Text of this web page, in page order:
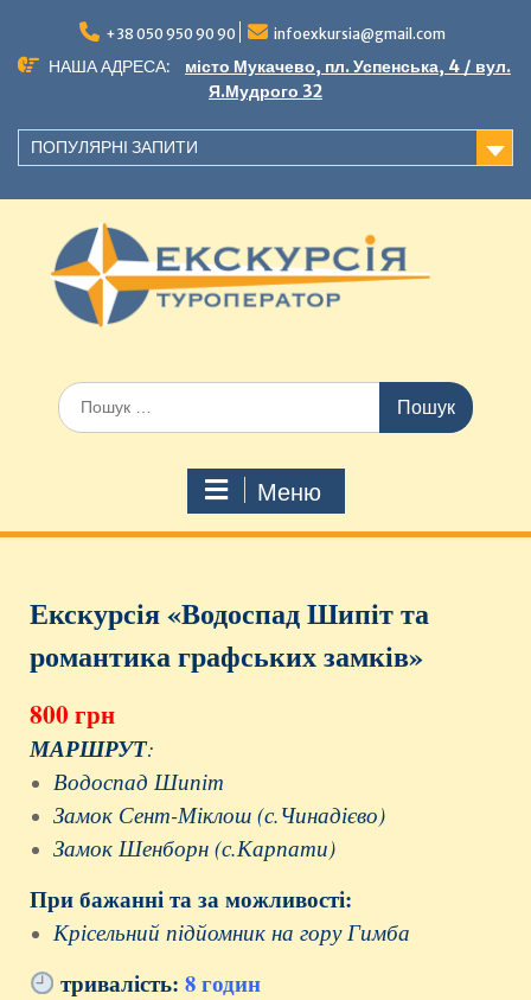
+38 050 950 90 90 infoexkursia@gmail.com
НАША АДРЕСА:
місто Мукачево, пл. Успенська, 4 / вул.
Я.Мудрого 32
ПОПУЛЯРНІ ЗАПИТИ
Меню
Екскурсія «Водоспад Шипіт та
романтика графських замків»
800 грн
МАРШРУТ:
Водоспад Шипіт
Замок Сент-Міклош (с.Чинадієво)
Замок Шенборн (с.Карпати)
При бажанні та за можливості:
Крісельний підйомник на гору Гимба
тривалість:8 годин